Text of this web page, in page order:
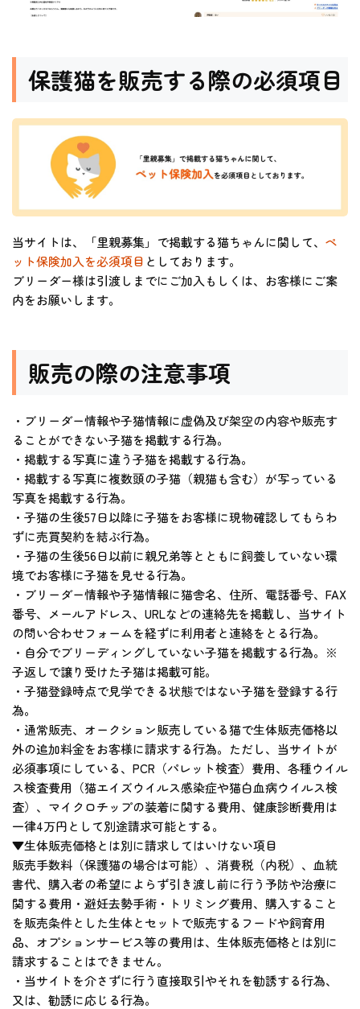
保護猫を販売する際の必須項目
当サイトは、「里親募集」で掲載する猫ちゃんに関して、 ペ
ット保険加入を必須項目 としております。
ブリーダー様は引渡しまでにご加入もしくは、お客様にご案
内をお願いします。
販売の際の注意事項
・ブリーダー情報や子猫情報に虚偽及び架空の内容や販売す
ることができない子猫を掲載する行為。
・掲載する写真に違う子猫を掲載する行為。
・掲載する写真に複数頭の子猫（親猫も含む）が写っている
写真を掲載する行為。
・子猫の生後57日以降に子猫をお客様に現物確認してもらわ
ずに売買契約を結ぶ行為。
・子猫の生後56日以前に親兄弟等とともに飼養していない環
境でお客様に子猫を見せる行為。
・ブリーダー情報や子猫情報に猫舎名、住所、電話番号、FAX
番号、メールアドレス、URLなどの連絡先を掲載し、当サイト
の問い合わせフォームを経ずに利用者と連絡をとる行為。
・自分でブリーディングしていない子猫を掲載する行為。※
子返しで譲り受けた子猫は掲載可能。
・子猫登録時点で見学できる状態ではない子猫を登録する行
為。
・通常販売、オークション販売している猫で生体販売価格以
外の追加料金をお客様に請求する行為。ただし、当サイトが
必須事項にしている、PCR（パレット検査）費用、各種ウイル
ス検査費用（猫エイズウイルス感染症や猫白血病ウイルス検
査）、マイクロチップの装着に関する費用、健康診断費用は
一律4万円として別途請求可能とする。
▼生体販売価格とは別に請求してはいけない項目
販売手数料（保護猫の場合は可能）、消費税（内税）、血統
書代、購入者の希望によらず引き渡し前に行う予防や治療に
関する費用・避妊去勢手術・トリミング費用、購入すること
を販売条件とした生体とセットで販売するフードや飼育用
品、オプションサービス等の費用は、生体販売価格とは別に
請求することはできません。
・当サイトを介さずに行う直接取引やそれを勧誘する行為、
又は、勧誘に応じる行為。